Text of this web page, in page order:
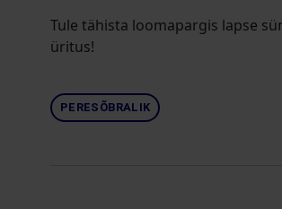
Tule tähista loomapargis lapse
üritus!
PERESÕBRALIK